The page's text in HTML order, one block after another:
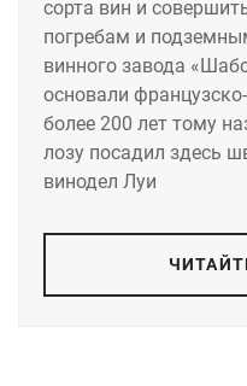
сорта вин и
погребам и
винного завода
основали
более 200 лет тому
лозу посадил здесь
винодел Луи